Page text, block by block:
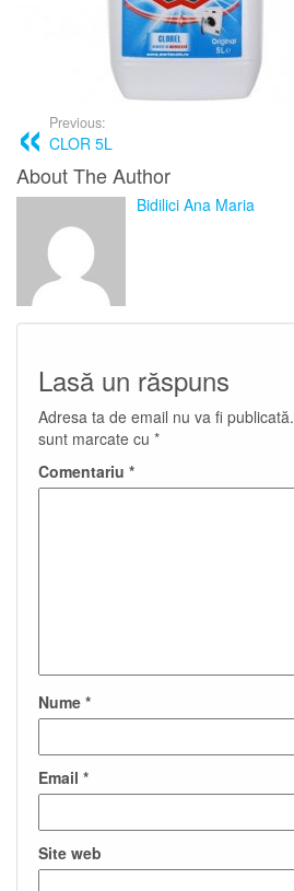
Previous:
CLOR 5L
About The Author
Bidilici Ana Maria
Lasă un răspuns
Adresa ta de email nu va fi publicată.
sunt marcate cu *
Comentariu *
Nume *
Email *
Site web